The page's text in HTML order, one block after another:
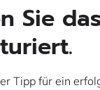
Sie
Tipp für ein